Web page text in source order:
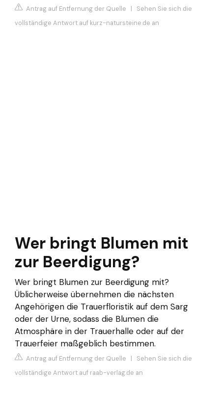
Antrag auf Entfernung der Quelle | Sehen Sie sich die
vollständige Antwort auf kurz-natursteine.de an
Wer bringt Blumen mit
zur Beerdigung?
Wer bringt Blumen zur Beerdigung mit?
Üblicherweise übernehmen die nächsten
Angehörigen die Trauerfloristik auf dem Sarg
oder der Urne, sodass die Blumen die
Atmosphäre in der Trauerhalle oder auf der
Trauerfeier maßgeblich bestimmen.
Antrag auf Entfernung der Quelle | Sehen Sie sich die
vollständige Antwort auf raab-verlag.de an